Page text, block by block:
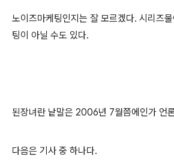
노이즈마케팅인지는 잘 모르겠다. 시리즈
팅이 아닐 수도 있다.
된장녀란 낱말은 2006년 7월쯤에인가 언
다음은 기사 중 하나다.